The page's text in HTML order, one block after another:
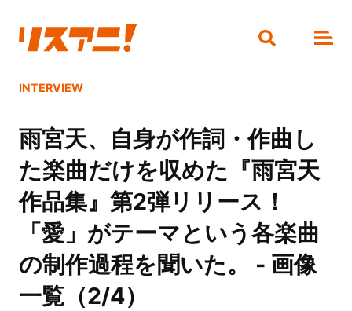
INTERVIEW
雨宮天、自身が作詞・作曲し
た楽曲だけを収めた『雨宮天
作品集』第2弾リリース！
「愛」がテーマという各楽曲
の制作過程を聞いた。 - 画像
一覧（2/4）